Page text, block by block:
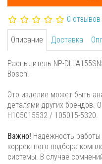
0 отзывов
Описание Доставка
Распылитель NP-
Bosch.
Это изделие может быть
деталями других брендов.
H105015532 / 105015-5320.
Важно! Надежность
корректного подбора
системы. В случае